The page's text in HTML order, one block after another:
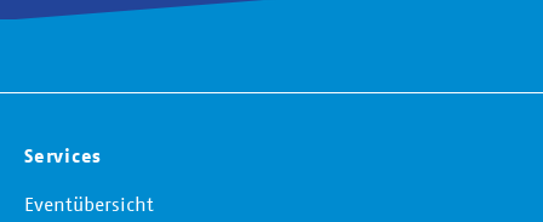
Services
Eventübersicht